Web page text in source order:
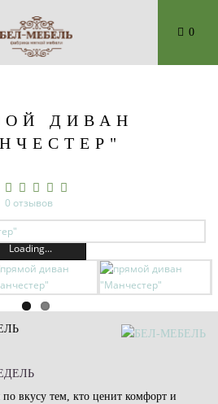
0
ДИВАН
0 отзывов
Loading...
вкусу тем, кто ценит комфорт и